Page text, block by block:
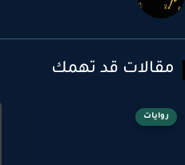
قد تهمك
روايات